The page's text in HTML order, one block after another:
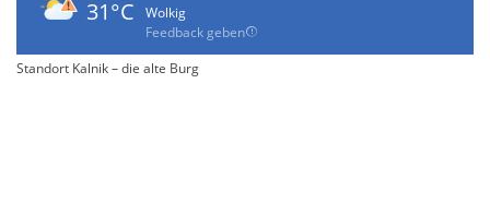
31°C
Wolkig
Feedback geben
Standort Kalnik – die alte Burg